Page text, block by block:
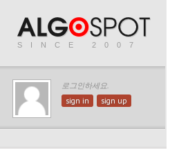
SINCE 2007
로그인하세요.
sign in sign up